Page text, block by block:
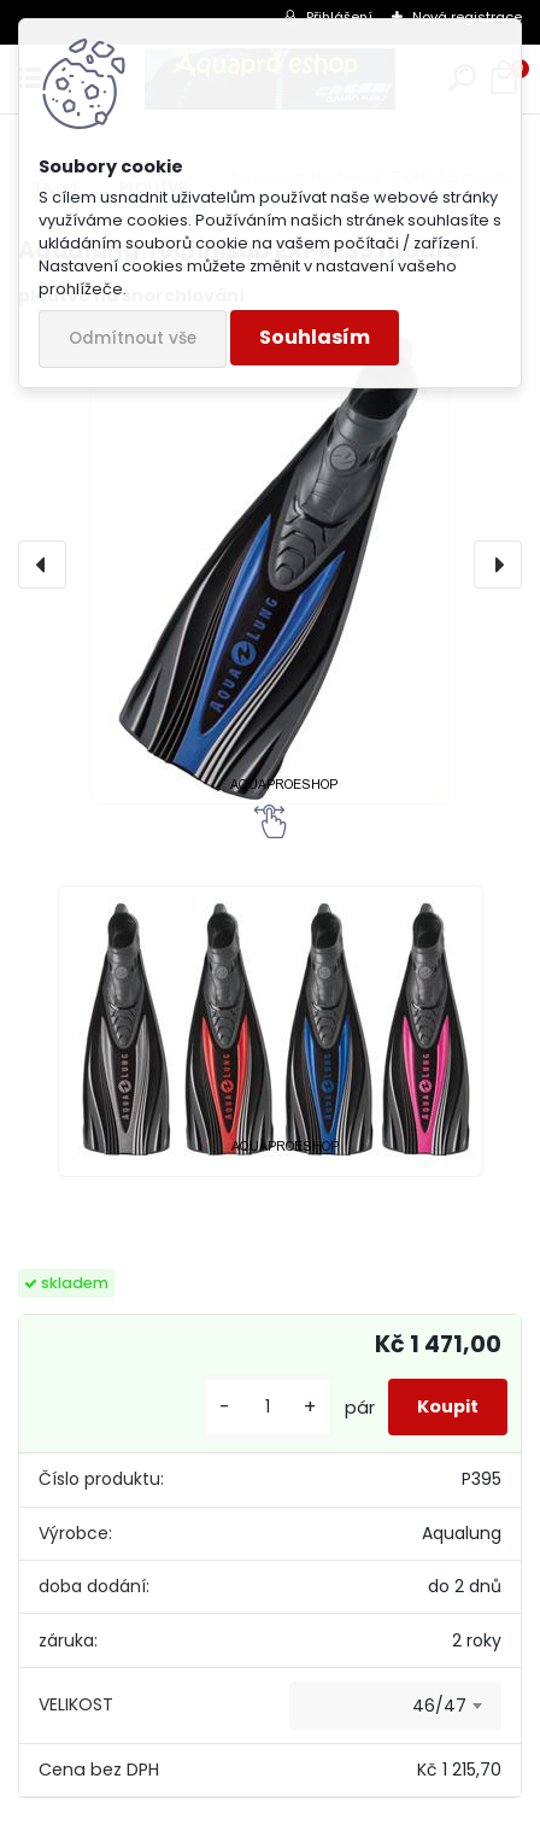
S cílem usnadnit uživatelům používat naše webové stránky
využíváme cookies. Používáním našich stránek souhlasíte s
ukládáním souborů cookie na vašem počítači / zařízení.
Nastavení cookies můžete změnit v nastavení vašeho
prohlížeče.
Odmítnout vše Souhlasím
Přihlášení Nová registrace
0
Úvod PLOUTVE
Aqualung Technisub EXPRESS modré
ploutve na šnorchlování
skladem
Číslo produktu: P395
Výrobce: Aqualung
doba dodání: do 2 dnů
záruka: 2 roky
VELIKOST 46/47
Kč 1 215,70
Kč 1 471,00
- + pár